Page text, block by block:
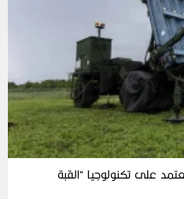
على تكنولوجيا “القبة